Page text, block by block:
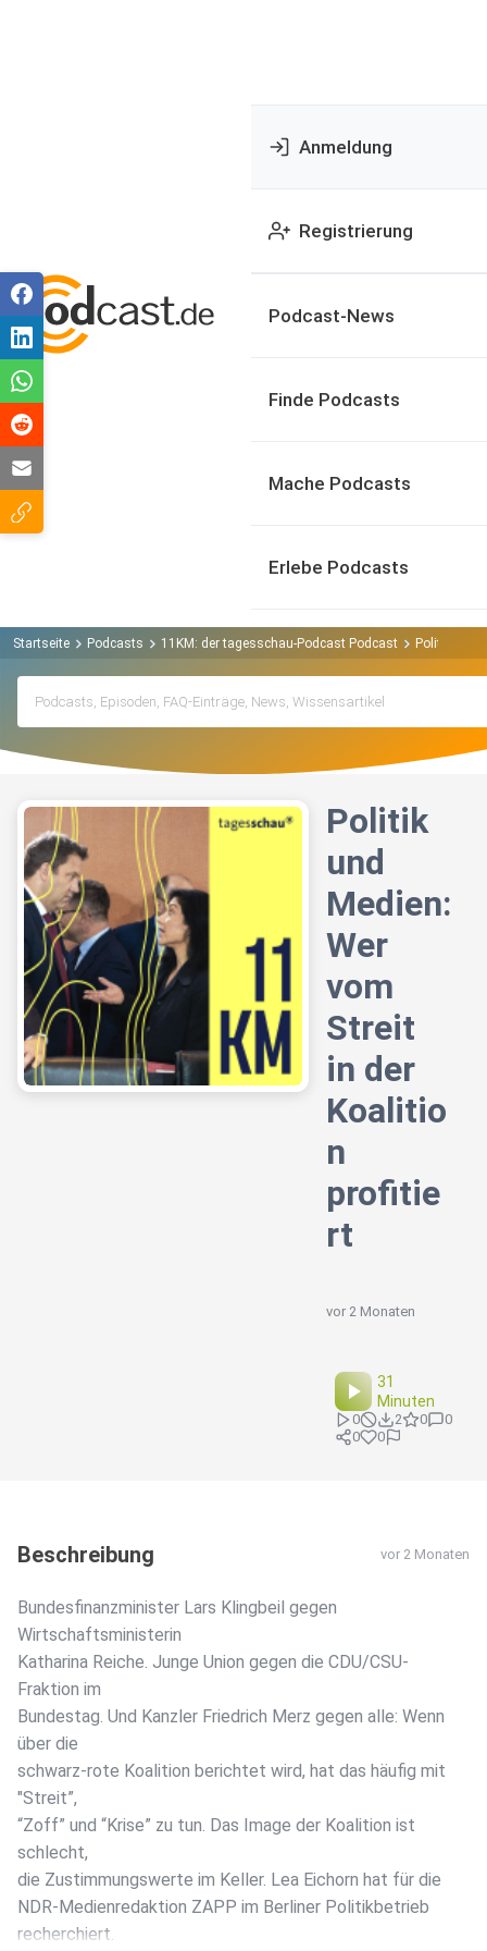
Anmeldung
Registrierung
Podcast-News
Finde Podcasts
Mache Podcasts
Erlebe Podcasts
Startseite Podcasts 11KM: der tagesschau-Podcast Podcast Politik und
Politik
und
Medien:
Wer
vom
Streit
in der
Koalitio
n
profitie
rt
vor 2 Monaten
31
Minuten
0 2 0
0
0
0
Beschreibung vor 2 Monaten
Bundesfinanzminister Lars Klingbeil gegen
Wirtschaftsministerin
Katharina Reiche. Junge Union gegen die CDU/CSU-
Fraktion im
Bundestag. Und Kanzler Friedrich Merz gegen alle: Wenn
über die
schwarz-rote Koalition berichtet wird, hat das häufig mit
"Streit”,
“Zoff” und “Krise” zu tun. Das Image der Koalition ist
schlecht,
die Zustimmungswerte im Keller. Lea Eichorn hat für die
NDR-Medienredaktion ZAPP im Berliner Politikbetrieb
recherchiert.